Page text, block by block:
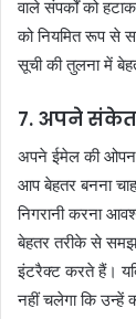
वाले संपर्कों को
को नियमित रूप से
सूची की तुलना में
7. अपने
अपने ईमेल की ओपन
आप बेहतर बनना
निगरानी करना
बेहतर तरीके से
इंटरैक्ट करते हैं।
नहीं चलेगा कि उन्हें